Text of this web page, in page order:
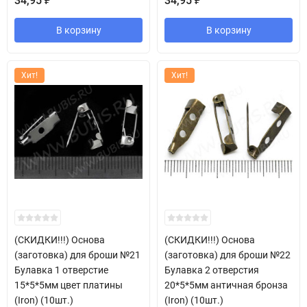
В корзину В корзину
Хит!
(СКИДКИ!!!) Основа
(заготовка) для броши №21
Булавка 1 отверстие
15*5*5мм цвет платины
(Iron) (10шт.)
Хит!
(СКИДКИ!!!) Основа
(заготовка) для броши №22
Булавка 2 отверстия
20*5*5мм античная бронза
(Iron) (10шт.)